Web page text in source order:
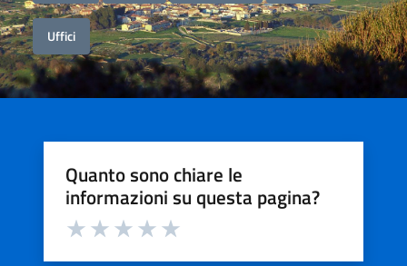
Uffici
Quanto sono chiare le
informazioni su questa pagina?
Valuta da 1 a 5 stelle la pagina